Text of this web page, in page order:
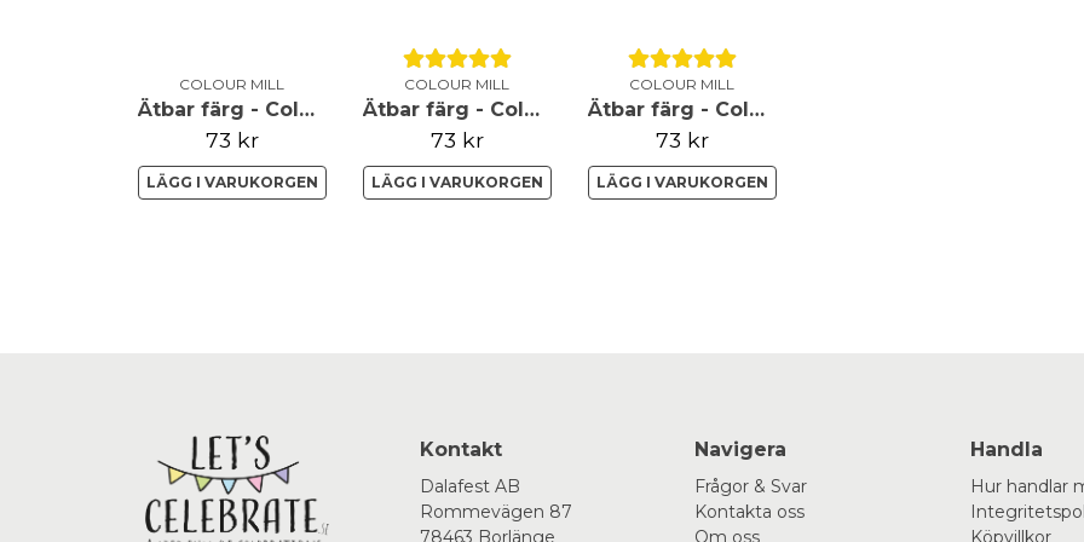
COLOUR MILL
Ätbar färg - Colour Mill - Raspberry - 20ml - ej Vegan
73 kr
LÄGG I VARUKORGEN
COLOUR MILL
Ätbar färg - Colour Mill - Olive
73 kr
LÄGG I VARUKORGEN
COLOUR MILL
Ätbar färg - Colour Mill - Latte - 20ml
73 kr
LÄGG I VARUKORGEN
Ingredienser:
färgämne: E120,
Kontakt
Dalafest AB
Rommevägen 87
78463 Borlänge
Navigera
Frågor & Svar
Kontakta oss
Om oss
Handla
Hur handlar
Köpvillkor